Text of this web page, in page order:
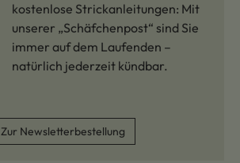
kostenlose Strickanleitungen: Mit
unserer „Schäfchenpost“ sind Sie
immer auf dem Laufenden –
natürlich jederzeit kündbar.
Zur Newsletterbestellung